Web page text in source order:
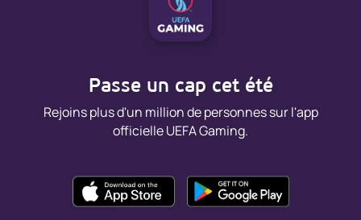
Passe un cap cet été
Rejoins plus d'un million de personnes sur l'app
officielle UEFA Gaming.